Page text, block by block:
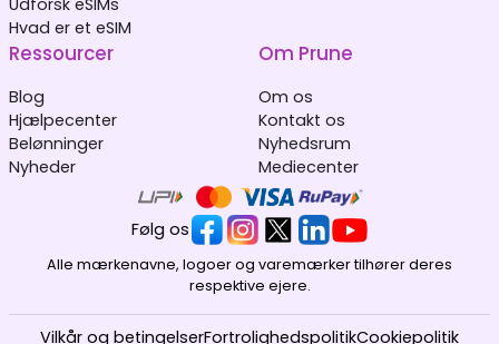
Udforsk eSIMs
Hvad er et eSIM
Ressourcer
Blog
Hjælpecenter
Belønninger
Nyheder
Om Prune
Om os
Kontakt os
Nyhedsrum
Mediecenter
Følg os
Alle mærkenavne, logoer og varemærker tilhører deres
respektive ejere.
Vilkår og betingelserFortrolighedspolitikCookiepolitik